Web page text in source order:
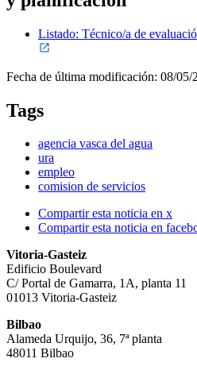
Listado: Técnico/a de
Fecha de última modificación: 08/05/
Tags
agencia vasca del agua
ura
empleo
comision de servicios
Compartir esta noticia en x
Compartir esta noticia en
Vitoria-Gasteiz
Edificio Boulevard
C/ Portal de Gamarra, 1A, planta 11
01013 Vitoria-Gasteiz
Bilbao
Alameda Urquijo, 36, 7ª planta
48011 Bilbao